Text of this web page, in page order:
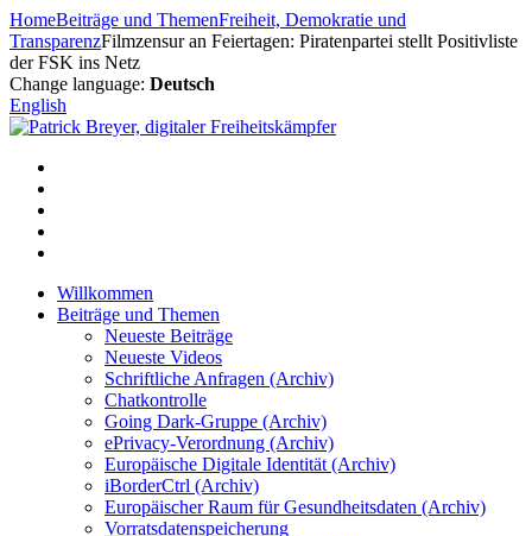
Zum
Inhalt
springen
HomeBeiträge und ThemenFreiheit, Demokratie und
TransparenzFilmzensur an Feiertagen: Piratenpartei stellt Positivliste
der FSK ins Netz
Change language: Deutsch
English
Willkommen
Beiträge und Themen
Neueste Beiträge
Neueste Videos
Schriftliche Anfragen (Archiv)
Chatkontrolle
Going Dark-Gruppe (Archiv)
ePrivacy-Verordnung (Archiv)
Europäische Digitale Identität (Archiv)
iBorderCtrl (Archiv)
Europäischer Raum für Gesundheitsdaten (Archiv)
Vorratsdatenspeicherung